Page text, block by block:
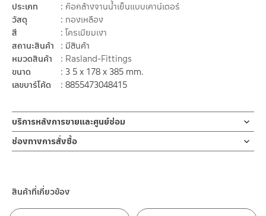
ประเภท
ก๊อกล้างจานน้ำเย็นแบบเคาน์เตอร์
วัสดุ
ทองเหลือง
สี
โครเมียมเงา
สถานะสินค้า
มีสินค้า
หมวดสินค้า
Rasland-Fittings
ขนาด
3 5 x 178 x 385 mm.
เลขบาร์โค้ด
8855473048415
บริการหลังการขายและศูนย์ซ่อม
ช่องทางออนไลน์
– Email: contact@charnpaiboon.com
ช่องทางการสั่งซื้อ
– Shopee
–Lazada
สินค้าที่เกี่ยวข้อง